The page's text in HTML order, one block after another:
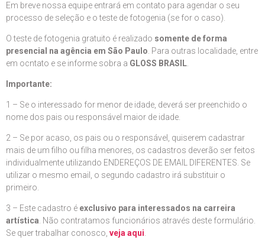
Em breve nossa equipe entrará em contato para agendar o seu
processo de seleção e o teste de fotogenia (se for o caso).
O teste de fotogenia gratuito é realizado somente de forma
presencial na agência em São Paulo . Para outras localidade, entre
em ocntato e se informe sobra a GLOSS BRASIL
Importante:
1 – Se o interessado for menor de idade, deverá ser preenchido o
nome dos pais ou responsável maior de idade.
2 – Se por acaso, os pais ou o responsável, quiserem cadastrar
mais de um filho ou filha menores, os cadastros deverão ser feitos
individualmente utilizando ENDEREÇOS DE EMAIL DIFERENTES. Se
utilizar o mesmo email, o segundo cadastro irá substituir o
primeiro.
3 – Este cadastro é exclusivo para interessados na carreira
artística . Não contratamos funcionários através deste formulário.
Se quer trabalhar conosco, veja aqui